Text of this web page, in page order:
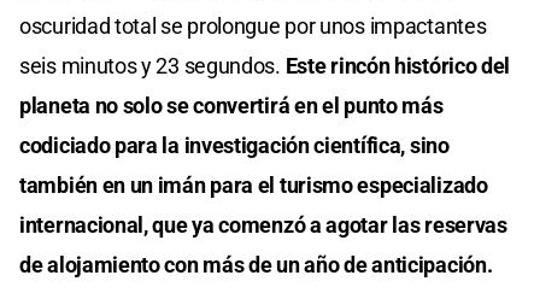
oscuridad total se prolongue por unos impactantes
seis minutos y 23 segundos. Este rincón histórico del
planeta no solo se convertirá en el punto más
codiciado para la investigación científica, sino
también en un imán para el turismo especializado
internacional, que ya comenzó a agotar las reservas
de alojamiento con más de un año de anticipación.